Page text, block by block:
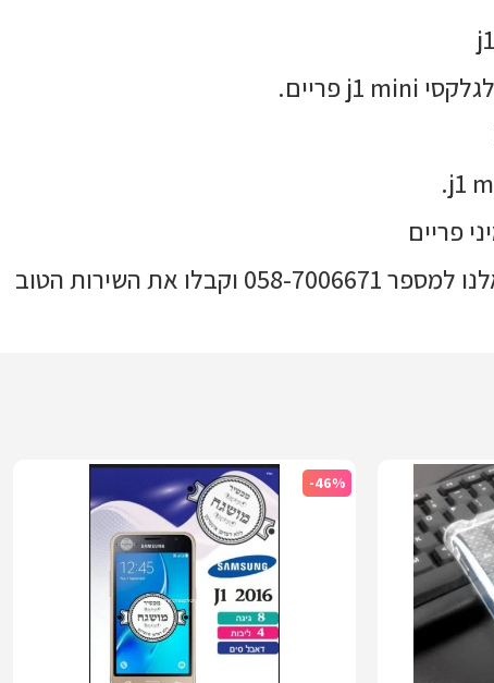
רוצים לרכוש כמות בטריה לגלקסי j1 mini, או שאתם לא מוצאים את המוצר שאתם מחפשים? חייגו אלנו למספר 058-7006671 וקבלו את השירות הטוב
-46%